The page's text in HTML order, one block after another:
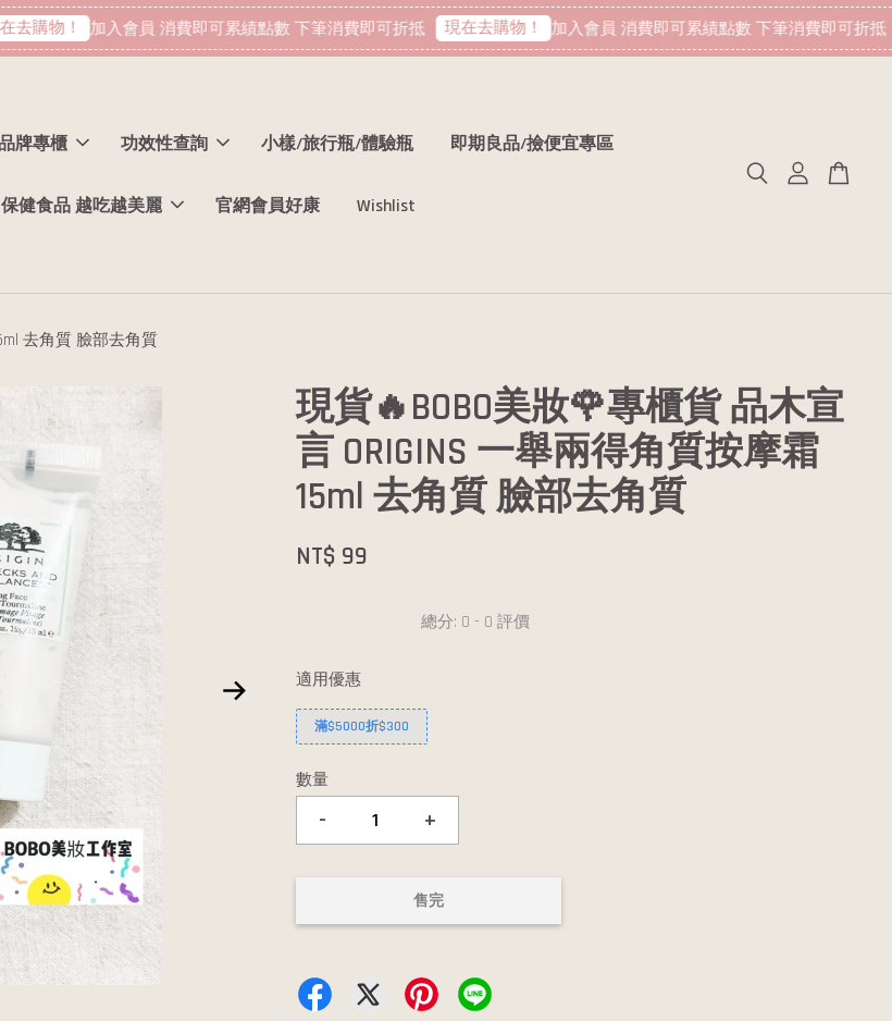
購物！ 加入會員 消費即可累績點數 下筆消費即可折抵 現在去購物！ 加入會員 消費即可累績點數 下筆消費即可折抵
牌專櫃 功效性查詢 小樣/旅行瓶/體驗瓶 即期良品/撿便宜專區
保健食品 越吃越美麗 官網會員好康 Wishlist
去角質 臉部去角質
現貨🔥BOBO美妝🌹專櫃貨 品木宣
言 ORIGINS 一舉兩得角質按摩霜
15ml 去角質 臉部去角質
NT$ 99
總分: 0 - 0 評價
適用優惠
滿$5000折$300
數量
- +
售完